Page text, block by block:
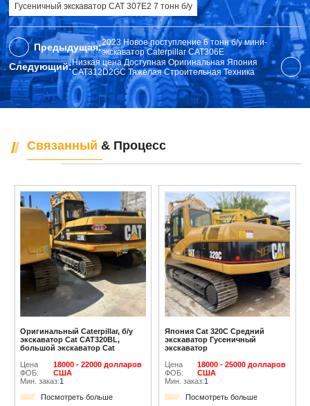
Гусеничный экскаватор CAT 307E2 7 тонн б/у
Предыдущая:2023 Новое поступление 6 тонн б/у мини-
экскаватор Caterpillar CAT306E
Следующий:Низкая цена Доступная Оригинальная Япония
CAT312D2GC Тяжелая Строительная Техника
Связанный & Процесс
Оригинальный Caterpillar, б/у
экскаватор Cat CAT320BL,
большой экскаватор Cat
Цена
ФОБ:
18000 - 22000 долларов
США
Мин. заказ:1
Посмотреть больше
Япония Cat 320C Средний
экскаватор Гусеничный
экскаватор
Цена
ФОБ:
18000 - 25000 долларов
США
Мин. заказ:1
Посмотреть больше